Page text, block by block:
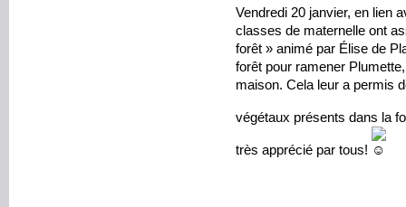
Vendredi 20 janvier, en lien
classes de maternelle ont
forêt » animé par Élise de
forêt pour ramener
maison. Cela leur a permis
végétaux présents dans la
très apprécié par tous!